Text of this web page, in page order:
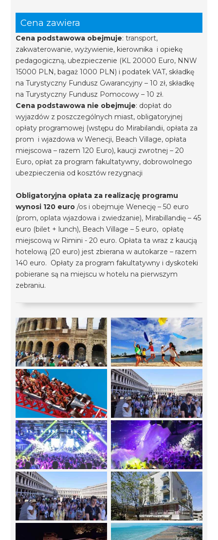
Cena zawiera
Cena podstawowa obejmuje: transport,
zakwaterowanie, wyżywienie, kierownika i opiekę
pedagogiczną, ubezpieczenie (KL 20000 Euro, NNW
15000 PLN, bagaż 1000 PLN) i podatek VAT, składkę
na Turystyczny Fundusz Gwarancyjny – 10 zł, składkę
na Turystyczny Fundusz Pomocowy – 10 zł.
Cena podstawowa nie obejmuje: dopłat do
wyjazdów z poszczególnych miast, obligatoryjnej
opłaty programowej (wstępu do Mirabilandii, opłata za
prom i wjazdowa w Wenecji, Beach Village, opłata
miejscowa – razem 120 Euro), kaucji zwrotnej – 20
Euro, opłat za program fakultatywny, dobrowolnego
ubezpieczenia od kosztów rezygnacji
Obligatoryjna opłata za realizację programu
wynosi 120 euro /os i obejmuje Wenecję – 50 euro
(prom, oplata wjazdowa i zwiedzanie), Mirabillandię – 45
euro (bilet + lunch), Beach Village – 5 euro, opłatę
miejscową w Rimini - 20 euro. Opłata ta wraz z kaucją
hotelową (20 euro) jest zbierana w autokarze – razem
140 euro. Opłaty za program fakultatywny i dyskoteki
pobierane są na miejscu w hotelu na pierwszym
zebraniu.